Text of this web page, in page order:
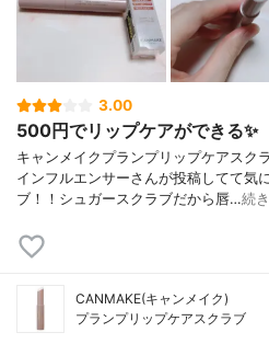
3.00
500円でリップケアができる✨
キャンメイクプランプリップケアスク
インフルエンサーさんが投稿してて気
ブ！！シュガースクラブだから唇…続
CANMAKE(キャンメイク)
プランプリップケアスクラブ